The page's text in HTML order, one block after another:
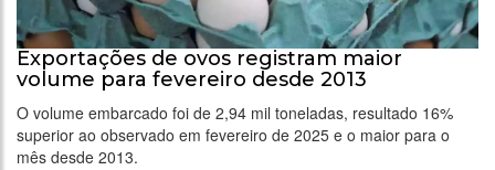
Exportações de ovos registram maior
volume para fevereiro desde 2013
O volume embarcado foi de 2,94 mil toneladas, resultado 16%
superior ao observado em fevereiro de 2025 e o maior para o
mês desde 2013.